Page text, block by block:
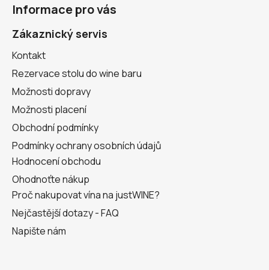
Informace pro vás
Zákaznický servis
Kontakt
Rezervace stolu do wine baru
Možnosti dopravy
Možnosti placení
Obchodní podmínky
Podmínky ochrany osobních údajů
Hodnocení obchodu
Ohodnoťte nákup
Proč nakupovat vína na justWINE?
Nejčastější dotazy - FAQ
Napište nám